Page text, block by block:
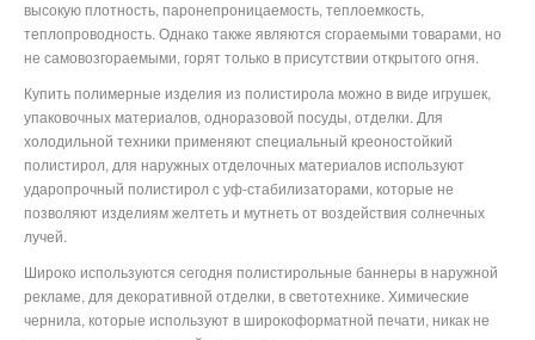
высокую плотность, паронепроницаемость, теплоемкость,
теплопроводность. Однако также являются сгораемыми товарами, но
не самовозгораемыми, горят только в присутствии открытого огня.
Купить полимерные изделия из полистирола можно в виде игрушек,
упаковочных материалов, одноразовой посуды, отделки. Для
холодильной техники применяют специальный креоностойкий
полистирол, для наружных отделочных материалов используют
ударопрочный полистирол с уф-стабилизаторами, которые не
позволяют изделиям желтеть и мутнеть от воздействия солнечных
лучей.
Широко используются сегодня полистирольные баннеры в наружной
рекламе, для декоративной отделки, в светотехнике. Химические
чернила, которые используют в широкоформатной печати, никак не